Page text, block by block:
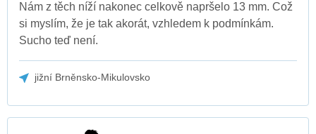
Nám z těch níží nakonec celkově napršelo 13 mm. Což
si myslím, že je tak akorát, vzhledem k podmínkám.
Sucho teď není.
jižní Brněnsko-Mikulovsko